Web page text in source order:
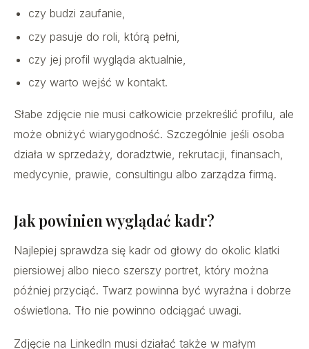
czy budzi zaufanie,
czy pasuje do roli, którą pełni,
czy jej profil wygląda aktualnie,
czy warto wejść w kontakt.
Słabe zdjęcie nie musi całkowicie przekreślić profilu, ale
może obniżyć wiarygodność. Szczególnie jeśli osoba
działa w sprzedaży, doradztwie, rekrutacji, finansach,
medycynie, prawie, consultingu albo zarządza firmą.
Jak powinien wyglądać kadr?
Najlepiej sprawdza się kadr od głowy do okolic klatki
piersiowej albo nieco szerszy portret, który można
później przyciąć. Twarz powinna być wyraźna i dobrze
oświetlona. Tło nie powinno odciągać uwagi.
Zdjęcie na LinkedIn musi działać także w małym